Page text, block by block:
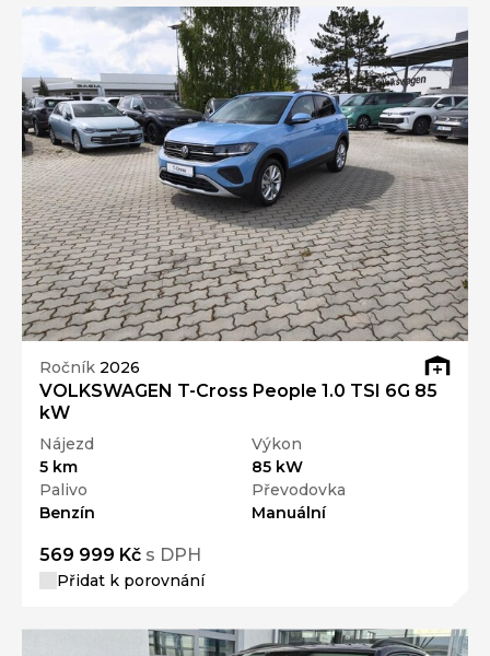
Ročník 2026
VOLKSWAGEN T-Cross People 1.0 TSI 6G 85
kW
Nájezd
5 km
Výkon
85 kW
Palivo
Benzín
Převodovka
Manuální
569 999 Kč s DPH
Přidat k porovnání